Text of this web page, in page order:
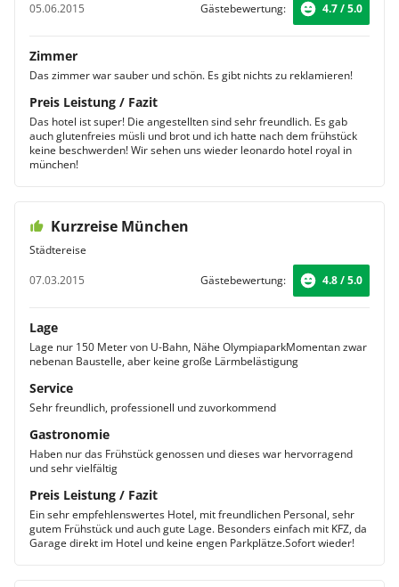
05.06.2015
Gästebewertung: 4.7 / 5.0
Zimmer
Das zimmer war sauber und schön. Es gibt nichts zu reklamieren!
Preis Leistung / Fazit
Das hotel ist super! Die angestellten sind sehr freundlich. Es gab
auch glutenfreies müsli und brot und ich hatte nach dem frühstück
keine beschwerden! Wir sehen uns wieder leonardo hotel royal in
münchen!
Kurzreise München
Städtereise
07.03.2015
Gästebewertung: 4.8 / 5.0
Lage
Lage nur 150 Meter von U-Bahn, Nähe OlympiaparkMomentan zwar
nebenan Baustelle, aber keine große Lärmbelästigung
Service
Sehr freundlich, professionell und zuvorkommend
Gastronomie
Haben nur das Frühstück genossen und dieses war hervorragend
und sehr vielfältig
Preis Leistung / Fazit
Ein sehr empfehlenswertes Hotel, mit freundlichen Personal, sehr
gutem Frühstück und auch gute Lage. Besonders einfach mit KFZ, da
Garage direkt im Hotel und keine engen Parkplätze.Sofort wieder!